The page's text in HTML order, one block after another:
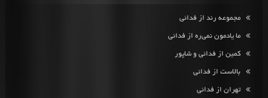
مجموعه رند از فدائی
ما یادمون نمی‌ره از فدائی
کمین از فدائی و شاپور
بالاست از فدائی
تهران از فدائی